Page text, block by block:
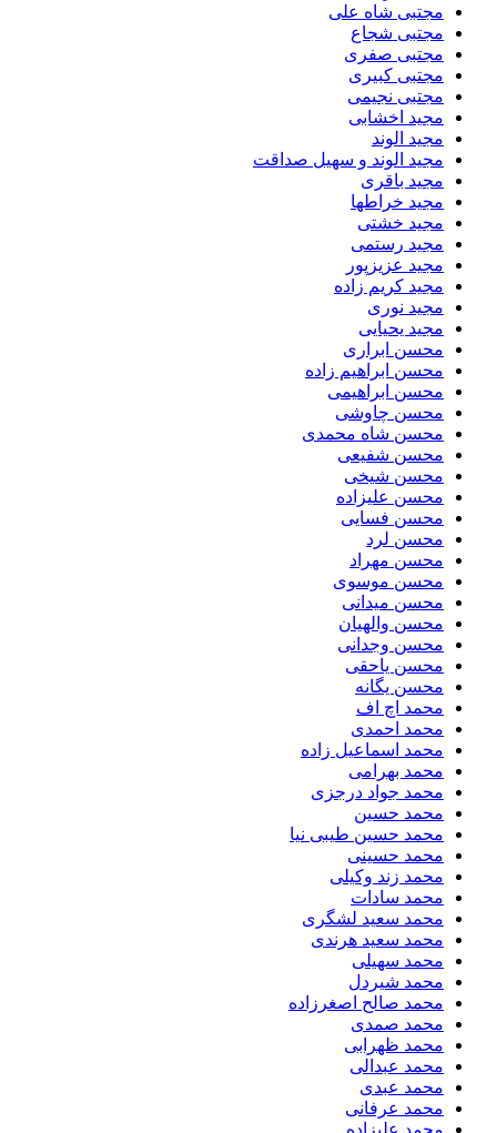
مجتبی شاه علی
مجتبی شجاع
مجتبی صفری
مجتبی کبیری
مجتبی نجیمی
مجید اخشابی
مجید الوند‎
مجید الوند و سهیل صداقت
مجید باقری
مجید خراطها
مجید خشتی
مجید رستمی
مجید عزیزپور
مجید کریم زاده
مجید نوری
مجید یحیایی
محسن ابراری
محسن ابراهیم زاده
محسن ابراهیمی
محسن چاوشی
محسن شاه محمدی
محسن شفیعی
محسن شیخی
محسن علیزاده
محسن فسایی
محسن لرد
محسن مهراد
محسن موسوی
محسن میدانی
محسن والهیان
محسن وجدانی
محسن یاحقی
محسن یگانه
محمد اچ اف
محمد احمدی
محمد اسماعیل زاده
محمد بهرامی
محمد جواد درجزی
محمد حسین
محمد حسین طیبی نیا
محمد حسینی
محمد زند وکیلی
محمد سادات
محمد سعید لشگری
محمد سعید هرندی
محمد سهیلی
​محمد شیردل
محمد صالح اصغرزاده
محمد صمدی
محمد ظهرابی
محمد عبدالی
محمد عبدی
محمد عرفانی
محمد علیزاده